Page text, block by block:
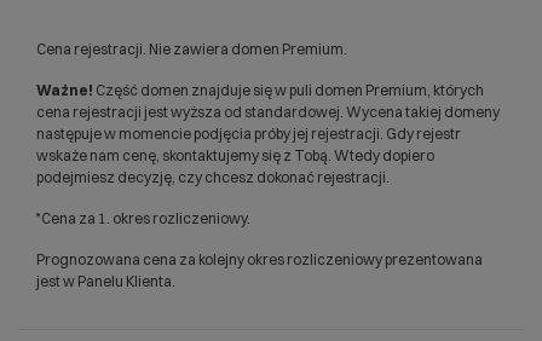
Cena rejestracji. Nie zawiera domen Premium.
Ważne! Część domen znajduje się w puli domen Premium, których
cena rejestracji jest wyższa od standardowej. Wycena takiej domeny
następuje w momencie podjęcia próby jej rejestracji. Gdy rejestr
wskaże nam cenę, skontaktujemy się z Tobą. Wtedy dopiero
podejmiesz decyzję, czy chcesz dokonać rejestracji.
*Cena za 1. okres rozliczeniowy.
Prognozowana cena za kolejny okres rozliczeniowy prezentowana
jest w Panelu Klienta.